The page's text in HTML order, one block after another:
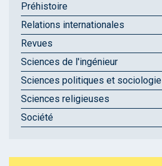
Préhistoire
Relations internationales
Revues
Sciences de l'ingénieur
Sciences politiques et sociologie
Sciences religieuses
Société